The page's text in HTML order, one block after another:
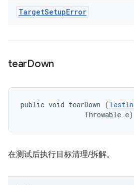
TargetSetupError
tearDown
public void tearDown (
                Throwable e)
在测试后执行目标清理/拆解。